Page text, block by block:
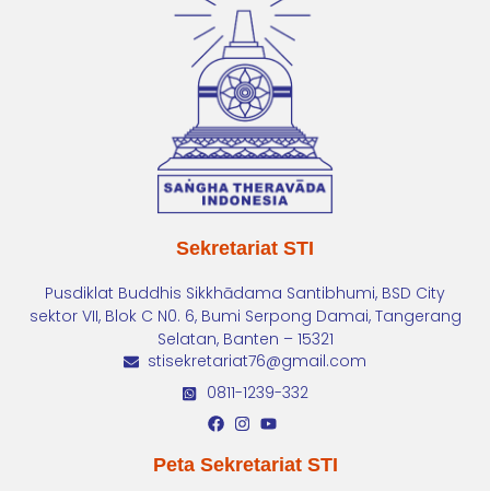
Sekretariat STI
Pusdiklat Buddhis Sikkhādama Santibhumi, BSD City
sektor VII, Blok C N0. 6, Bumi Serpong Damai, Tangerang
Selatan, Banten – 15321
stisekretariat76@gmail.com
0811-1239-332
Peta Sekretariat STI